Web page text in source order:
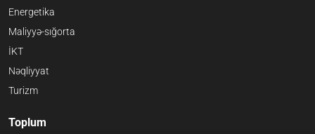
Energetika
Maliyyə-sığorta
İKT
Nəqliyyat
Turizm
Toplum